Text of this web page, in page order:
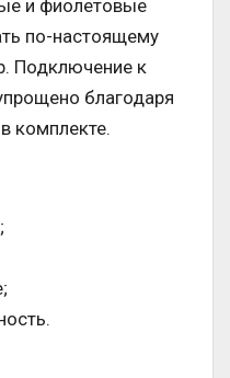
и фиолетовые
по-настоящему
Подключение к
благодаря
комплекте.